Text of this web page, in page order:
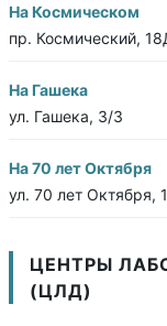
На Космическом
пр. Космический,
На Гашека
ул. Гашека, 3/3
На 70 лет Октября
ул. 70 лет Октября,
ЦЕНТРЫ
(ЦЛД)